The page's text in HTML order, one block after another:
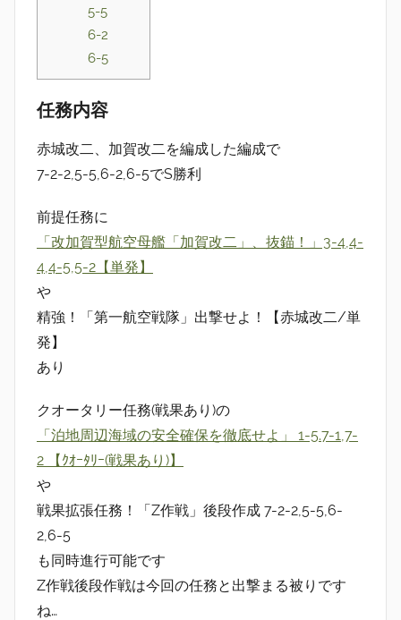
5-5
6-2
6-5
任務内容
赤城改二、加賀改二を編成した編成で
7-2-2,5-5,6-2,6-5でS勝利
前提任務に
「改加賀型航空母艦「加賀改二」、抜錨！」3-4,4-
4,4-5,5-2【単発】
や
精強！「第一航空戦隊」出撃せよ！【赤城改二/単
発】
あり
クオータリー任務(戦果あり)の
「泊地周辺海域の安全確保を徹底せよ」 1-5.7-1,7-
2 【ｸｵｰﾀﾘｰ(戦果あり)】
や
戦果拡張任務！「Z作戦」後段作成 7-2-2,5-5,6-
2,6-5
も同時進行可能です
Z作戦後段作戦は今回の任務と出撃まる被りです
ね…